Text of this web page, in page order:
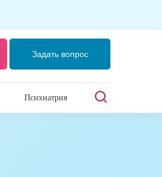
Задать вопрос
Психиатрия